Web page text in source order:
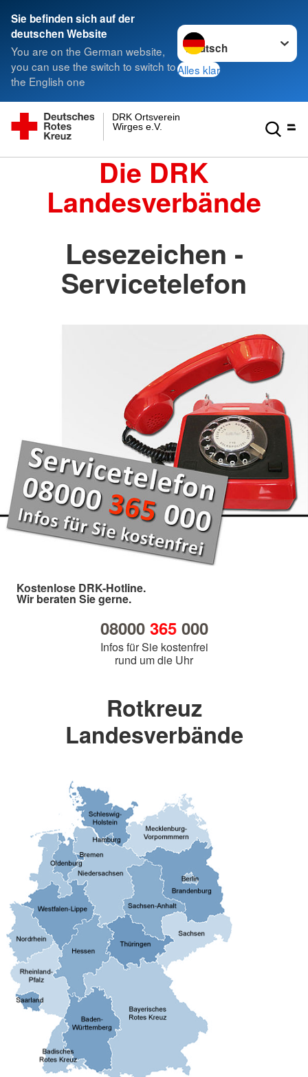
Sie befinden sich auf der
deutschen Website
You are on the German website,
you can use the switch to switch to
the English one
Sprache wechseln zu
Alles klar
Wirges e.V.
DRK Ortsverein
Die DRK
Landesverbände
Lesezeichen -
Servicetelefon
Kostenlose DRK-Hotline.
Wir beraten Sie gerne.
08000 365000
Infos für Sie kostenfrei
rund um die Uhr
Rotkreuz
Landesverbände